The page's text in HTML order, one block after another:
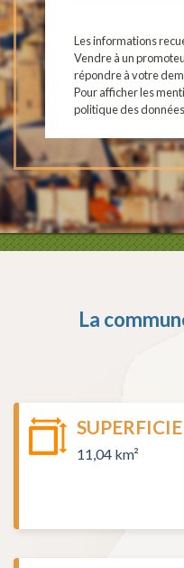
Les informations
Vendre à un
répondre à votre
Pour afficher les
politique des
La
SUPERFICIE
11,04 km²